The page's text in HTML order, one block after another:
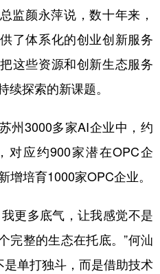
颜永萍说，数十年来，
了体系化的创业创新服务
这些资源和创新生态服务
续探索的新课题。
3000多家AI企业中，约
对应约900家潜在OPC企
增培育1000家OPC企业。
更多底气，让我感觉不是
完整的生态在托底。”何汕
是单打独斗，而是借助技术